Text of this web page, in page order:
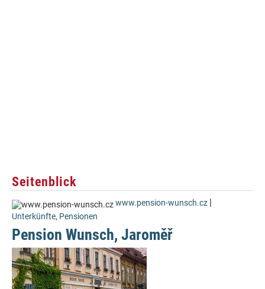
Seitenblick
www.pension-wunsch.cz |
Unterkünfte, Pensionen
Pension Wunsch, Jaroměř